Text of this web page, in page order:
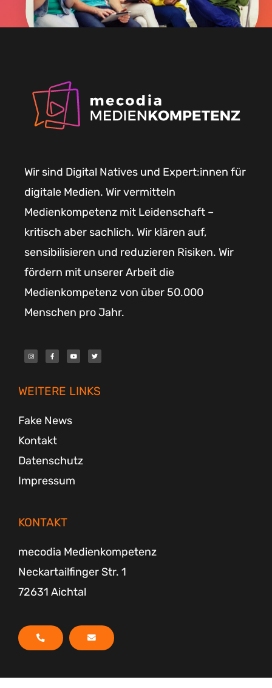
Wir sind Digital Natives und Expert:innen für
digitale Medien. Wir vermitteln
Medienkompetenz mit Leidenschaft –
kritisch aber sachlich. Wir klären auf,
sensibilisieren und reduzieren Risiken. Wir
fördern mit unserer Arbeit die
Medienkompetenz von über 50.000
Menschen pro Jahr.
I
n
s
a
m
F
a
c
k
-
Y
o
u
T
w
i
WEITERE LINKS
Fake News
Kontakt
Datenschutz
Impressum
KONTAKT
mecodia Medienkompetenz
Neckartailfinger Str. 1
72631 Aichtal